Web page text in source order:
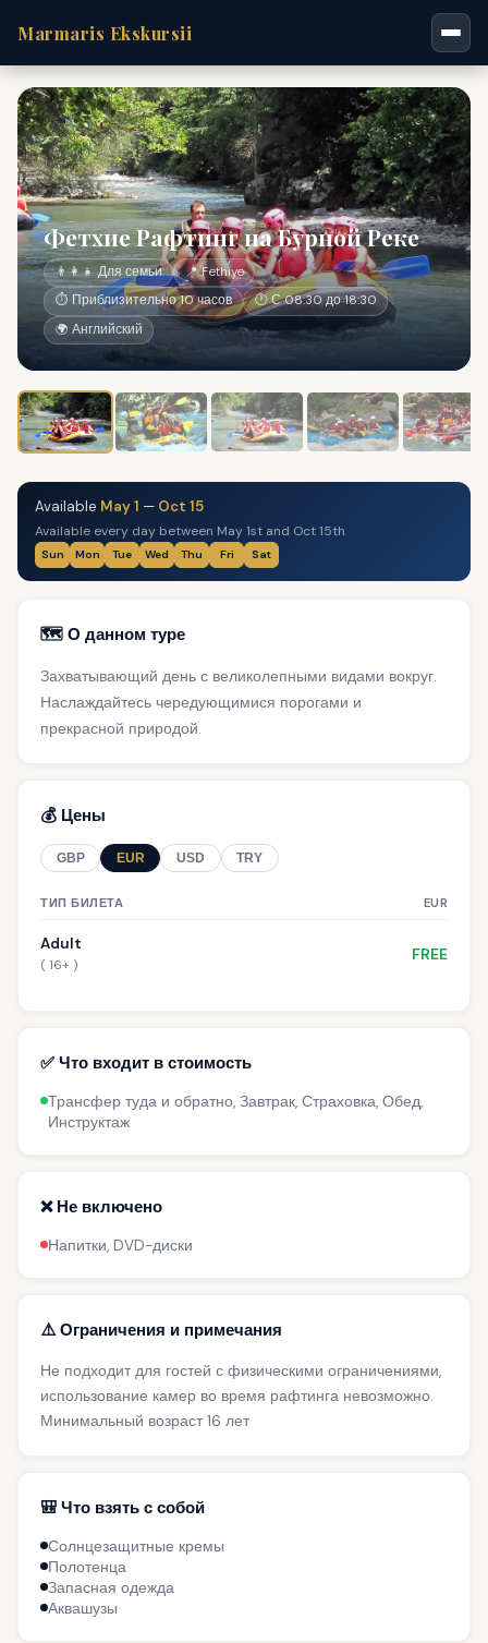
Marmaris Ekskursii
Фетхие Рафтинг на Бурной Реке
👨‍👩‍👧 Для семьи
📍 Fethiye
⏱ Приблизительно 10 часов
🕐 С 08:30 до 18:30
🌍 Английский
Available May 1 — Oct 15
Available every day between May 1st and Oct 15th
Sun Mon Tue Wed Thu Fri Sat
🗺️ О данном туре
Захватывающий день с великолепными видами вокруг.
Наслаждайтесь чередующимися порогами и
прекрасной природой.
💰 Цены
GBP EUR USD TRY
ТИП БИЛЕТА EUR
Adult
( 16+ )
FREE
✅ Что входит в стоимость
Трансфер туда и обратно, Завтрак, Страховка, Обед,
Инструктаж
❌ Не включено
Напитки, DVD-диски
⚠️ Ограничения и примечания
Не подходит для гостей с физическими ограничениями,
использование камер во время рафтинга невозможно.
Минимальный возраст 16 лет
🎒 Что взять с собой
Солнцезащитные кремы
Полотенца
Запасная одежда
Аквашузы